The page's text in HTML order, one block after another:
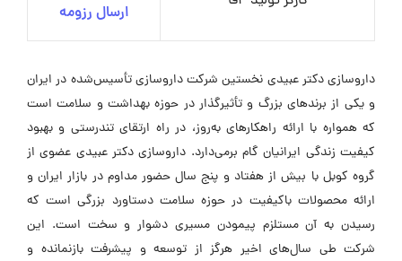
ارسال رزومه
داروسازی دکتر عبیدی نخستین شرکت داروسازی تأسیس‌شده در ایران
و یکی از برندهای بزرگ و تأثیرگذار در حوزه بهداشت و سلامت است
که همواره با ارائه راهکارهای به‌روز، در راه ارتقای تندرستی و بهبود
کیفیت زندگی ایرانیان گام برمی‌دارد. داروسازی دکتر عبیدی عضوی از
گروه کوبل با بیش از هفتاد و پنج سال حضور مداوم در بازار ایران و
ارائه محصولات باکیفیت در حوزه سلامت دستاورد بزرگی است که
رسیدن به آن مستلزم پیمودن مسیری دشوار و سخت است. این
شرکت طی سال‌های اخیر هرگز از توسعه و پیشرفت بازنمانده و